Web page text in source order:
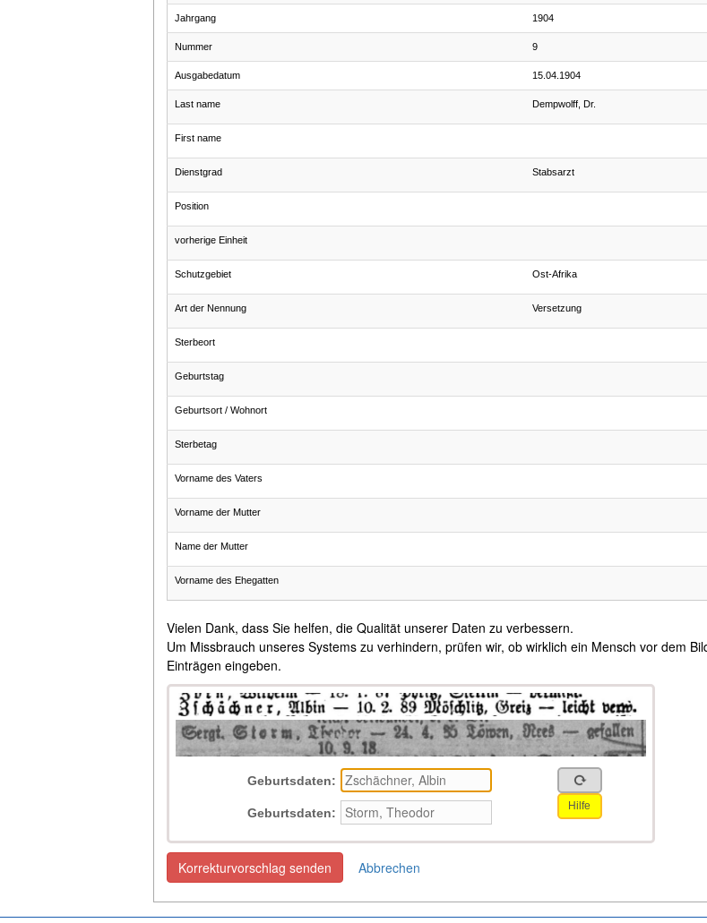
Jahrgang 1904
Nummer 9
Ausgabedatum 15.04.1904
Last name Dempwolff, Dr.
First name
Dienstgrad Stabsarzt
Position
vorherige Einheit
Schutzgebiet Ost-Afrika
Art der Nennung Versetzung
Sterbeort
Geburtstag
Geburtsort / Wohnort
Sterbetag
Vorname des Vaters
Vorname der Mutter
Name der Mutter
Vorname des Ehegatten
Vielen Dank, dass Sie helfen, die Qualität unserer Daten zu verbessern.
Um Missbrauch unseres Systems zu verhindern, prüfen wir, ob wirklich ein Mensch vor dem
Einträgen eingeben.
Geburtsdaten:
Geburtsdaten: Hilfe
Korrekturvorschlag senden Abbrechen